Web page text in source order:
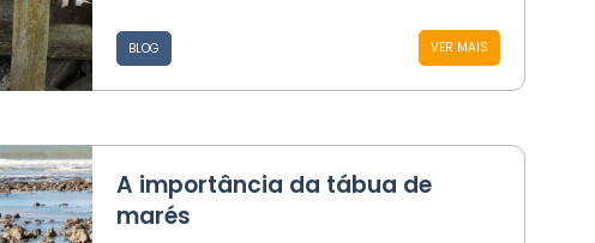
VER MAIS
BLOG
A importância da tábua de
marés